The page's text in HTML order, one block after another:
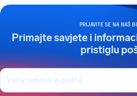
PRIJAVITE SE NA NAŠ
Primajte savjete i
pristiglu